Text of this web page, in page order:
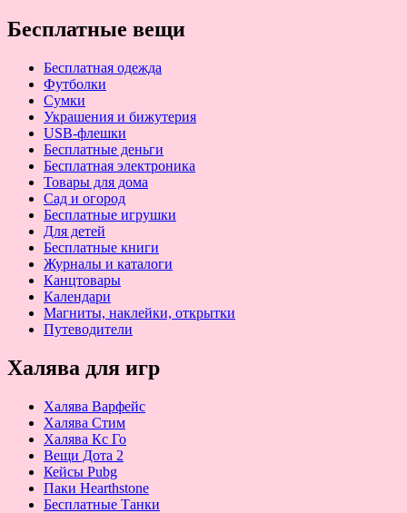
Бесплатные вещи
Бесплатная одежда
Футболки
Сумки
Украшения и бижутерия
USB-флешки
Бесплатные деньги
Бесплатная электроника
Товары для дома
Сад и огород
Бесплатные игрушки
Для детей
Бесплатные книги
Журналы и каталоги
Канцтовары
Календари
Магниты, наклейки, открытки
Путеводители
Халява для игр
Халява Варфейс
Халява Стим
Халява Кс Го
Вещи Дота 2
Кейсы Pubg
Паки Hearthstone
Бесплатные Танки